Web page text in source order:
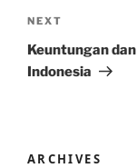
Next
Post
NEXT
Keuntungan
Indonesia
ARCHIVES